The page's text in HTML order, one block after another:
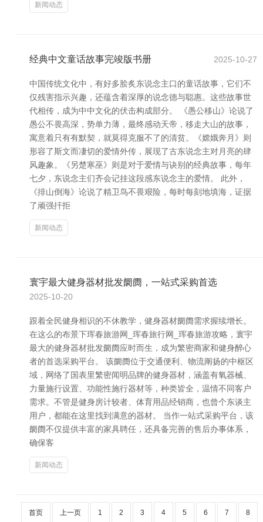
新闻动态
经典中文童话故事完竣版书册 2025-10-27
中国传统文化中，有好多脍炙东说念主口的童话故事，它们不
仅残害指示兴趣，还蕴含着深厚的说念德与聪惠。这些故事世
代相传，成为中中文化的伏击构成部分。 《愚公移山》论说了
愚公不畏高深，势单力薄，最终感动天帝，移走大山的故事，
寓意着只有有默契，就莫得克服不了的清贫。《嫦娥奔月》则
形容了斯文而凄切的爱情外传，展现了古东说念主对月亮的肆
风趣象。《另楚寒巫》则是对于爱情与诀别的经典故事，每年
七夕，东说念主们齐会记挂这段感东说念主的爱情。 此外，
《排山倒海》论说了精卫鸟不畏艰险，每时每刻地填海，证据
了顽强扞拒
新闻动态
寰宇最大健身器材批发阛阓，一站式采购首选
2025-10-20
跟着全民健身相识的不休教学，健身器材阛阓需求握续增长。
在这么的布景下珲春旅游网_珲春旅行网_珲春旅游攻略，寰宇
最大的健身器材批发阛阓应时而生，成为繁密商家和健身醉心
者的首选采购平台。 该阛阓位于交通便利、物流阐扬的中枢区
域，网络了国表里繁密闻明品牌的健身器材，涵盖有氧器械、
力量施行设置、功能性施行器材等，种类皆全，温情不同客户
需求。不管是健身房计较者、体育用品经销商，也曾个东谈主
用户，都能在这里找到满意的器材。 当作一站式采购平台，该
阛阓不仅提供丰富的家具聘任，还具备完善的售后办事体系，
确保客
新闻动态
首页 上一页 1 2 3 4 5 6 7 8